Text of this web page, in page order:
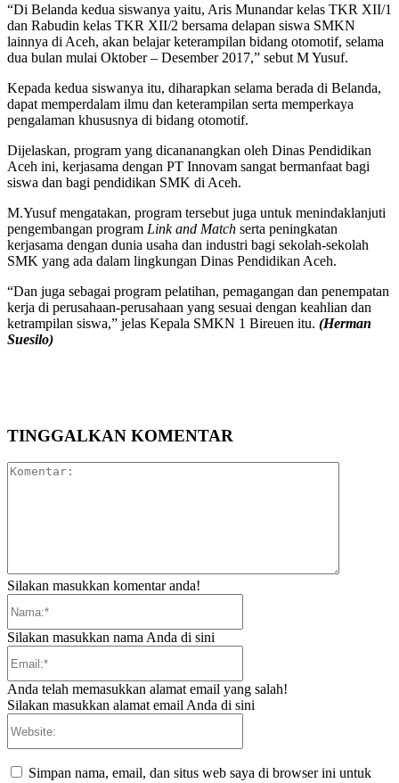
“Di Belanda kedua siswanya yaitu, Aris Munandar kelas TKR XII/1
dan Rabudin kelas TKR XII/2 bersama delapan siswa SMKN
lainnya di Aceh, akan belajar keterampilan bidang otomotif, selama
dua bulan mulai Oktober – Desember 2017,” sebut M Yusuf.
Kepada kedua siswanya itu, diharapkan selama berada di Belanda,
dapat memperdalam ilmu dan keterampilan serta memperkaya
pengalaman khususnya di bidang otomotif.
Dijelaskan, program yang dicananangkan oleh Dinas Pendidikan
Aceh ini, kerjasama dengan PT Innovam sangat bermanfaat bagi
siswa dan bagi pendidikan SMK di Aceh.
M.Yusuf mengatakan, program tersebut juga untuk menindaklanjuti
pengembangan program Link and Match serta peningkatan
kerjasama dengan dunia usaha dan industri bagi sekolah-sekolah
SMK yang ada dalam lingkungan Dinas Pendidikan Aceh.
“Dan juga sebagai program pelatihan, pemagangan dan penempatan
kerja di perusahaan-perusahaan yang sesuai dengan keahlian dan
ketrampilan siswa,” jelas Kepala SMKN 1 Bireuen itu. (Herman
Suesilo)
TINGGALKAN KOMENTAR
Silakan masukkan komentar anda!
Silakan masukkan nama Anda di sini
Anda telah memasukkan alamat email yang salah!
Silakan masukkan alamat email Anda di sini
Simpan nama, email, dan situs web saya di browser ini untuk